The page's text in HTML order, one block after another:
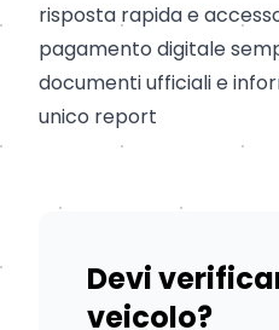
risposta rapida e
pagamento digitale
documenti ufficiali e
unico report
Devi
veicolo?